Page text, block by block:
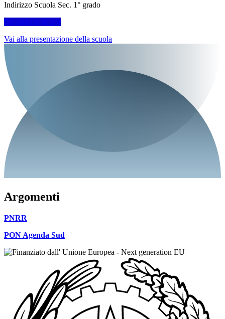
Indirizzo Scuola Sec. 1° grado
Per saperne di più
Vai alla presentazione della scuola
Argomenti
PNRR
PON Agenda Sud